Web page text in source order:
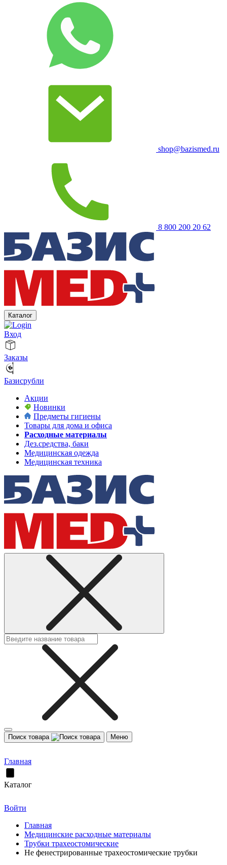
shop@bazismed.ru
8 800 200 20 62
Каталог
Вход
Заказы
Базисрубли
Акции
Новинки
Предметы гигиены
Товары для дома и офиса
Расходные материалы
Дез.средства, баки
Медицинская одежда
Медицинская техника
Поиск товара Меню
Главная
Каталог
Войти
Главная
Медицинские расходные материалы
Трубки трахеостомические
Не фенестрированные трахеостомические трубки